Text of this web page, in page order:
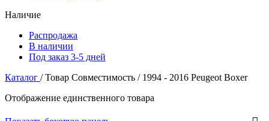
Наличие
Распродажа
В наличии
Под заказ 3-5 дней
Каталог / Товар Совместимость / 1994 - 2016 Peugeot Boxer
Отображение единственного товара